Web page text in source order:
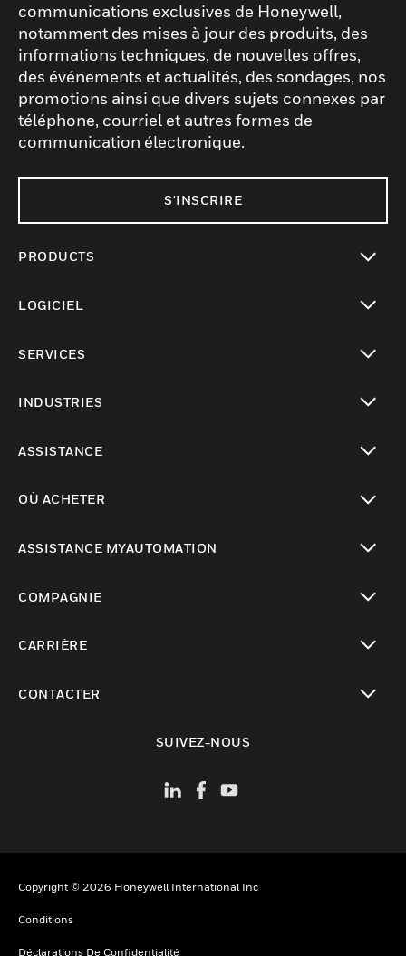
communications exclusives de Honeywell,
notamment des mises à jour des produits, des
informations techniques, de nouvelles offres,
des événements et actualités, des sondages, nos
promotions ainsi que divers sujets connexes par
téléphone, courriel et autres formes de
communication électronique.
S'INSCRIRE
PRODUCTS
LOGICIEL
SERVICES
INDUSTRIES
ASSISTANCE
OÙ ACHETER
ASSISTANCE MYAUTOMATION
COMPAGNIE
CARRIÈRE
CONTACTER
SUIVEZ-NOUS
Copyright © 2026 Honeywell International Inc
Conditions
Déclarations De Confidentialité